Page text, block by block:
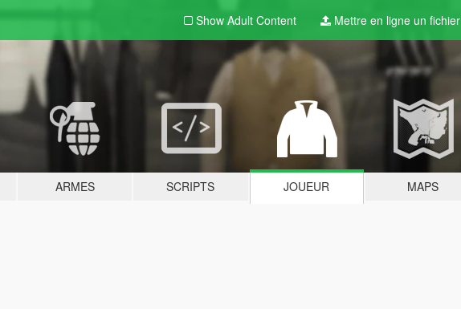
Show Adult Content Mettre en ligne un fichier
ARMES SCRIPTS JOUEUR MAPS